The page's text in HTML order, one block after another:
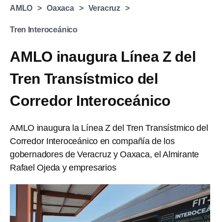
AMLO Oaxaca Veracruz
Tren Interoceánico
AMLO inaugura Línea Z del
Tren Transístmico del
Corredor Interoceánico
AMLO inaugura la Línea Z del Tren Transístmico del
Corredor Interoceánico en compañía de los
gobernadores de Veracruz y Oaxaca, el Almirante
Rafael Ojeda y empresarios